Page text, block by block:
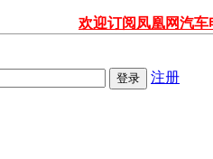
欢迎订阅凤凰网汽车
注册